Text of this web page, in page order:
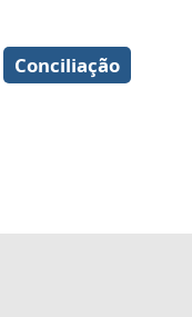
de imagens
Conciliação
órgãos da 2ª